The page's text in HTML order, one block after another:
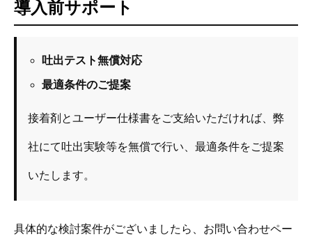
導入前サポート
吐出テスト無償対応
最適条件のご提案
接着剤とユーザー仕様書をご支給いただければ、弊
社にて吐出実験等を無償で行い、最適条件をご提案
いたします。
具体的な検討案件がございましたら、お問い合わせペー